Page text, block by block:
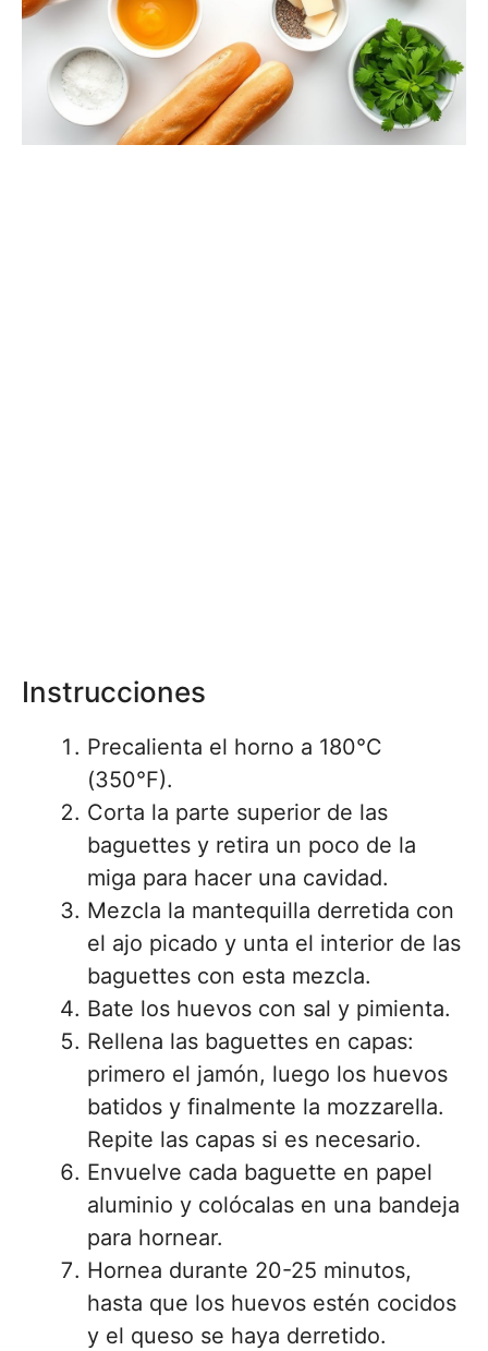
Instrucciones
Precalienta el horno a 180°C
(350°F).
Corta la parte superior de las
baguettes y retira un poco de la
miga para hacer una cavidad.
Mezcla la mantequilla derretida con
el ajo picado y unta el interior de las
baguettes con esta mezcla.
Bate los huevos con sal y pimienta.
Rellena las baguettes en capas:
primero el jamón, luego los huevos
batidos y finalmente la mozzarella.
Repite las capas si es necesario.
Envuelve cada baguette en papel
aluminio y colócalas en una bandeja
para hornear.
Hornea durante 20-25 minutos,
hasta que los huevos estén cocidos
y el queso se haya derretido.